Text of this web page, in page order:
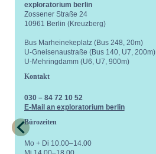
exploratorium berlin
Zossener Straße 24
10961 Berlin (Kreuzberg)
Bus Marheinekeplatz (Bus 248, 20m)
U-Gneisenaustraße (Bus 140, U7, 200m)
U-Mehringdamm (U6, U7, 900m)
Kontakt
030 – 84 72 10 52
E-Mail an exploratorium berlin
Bürozeiten
Mo + Di 10.00–14.00